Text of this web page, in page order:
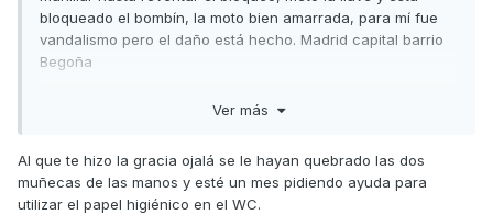
bloqueado el bombín, la moto bien amarrada, para mí fue
vandalismo pero el daño está hecho. Madrid capital barrio
Begoña
Ver más
Al que te hizo la gracia ojalá se le hayan quebrado las dos
muñecas de las manos y esté un mes pidiendo ayuda para
utilizar el papel higiénico en el WC.